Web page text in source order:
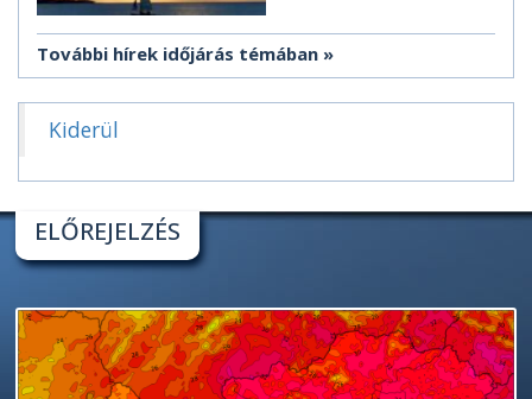
További hírek időjárás témában
Kiderül
ELŐREJELZÉS